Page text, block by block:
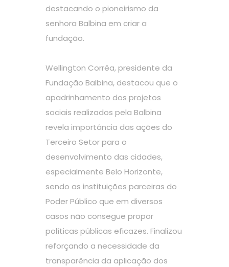
destacando o pioneirismo da
senhora Balbina em criar a
fundação.
Wellington Corrêa, presidente da
Fundação Balbina, destacou que o
apadrinhamento dos projetos
sociais realizados pela Balbina
revela importância das ações do
Terceiro Setor para o
desenvolvimento das cidades,
especialmente Belo Horizonte,
sendo as instituições parceiras do
Poder Público que em diversos
casos não consegue propor
políticas públicas eficazes. Finalizou
reforçando a necessidade da
transparência da aplicação dos